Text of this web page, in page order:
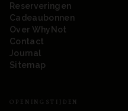
Reserveringen
Cadeaubonnen
Over WhyNot
Contact
Journal
Sitemap
OPENINGSTIJDEN